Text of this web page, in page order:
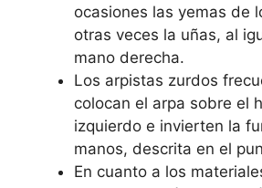
ocasiones las yemas de
otras veces la uñas, al
mano derecha.
Los arpistas zurdos
colocan el arpa sobre el
izquierdo e invierten la
manos, descrita en el
En cuanto a los